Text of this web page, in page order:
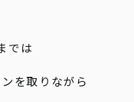
では
を取りながら